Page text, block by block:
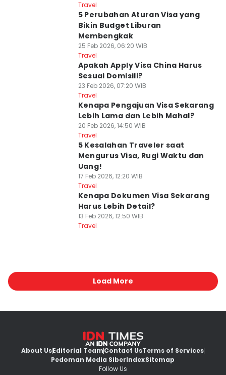
Travel
5 Perubahan Aturan Visa yang
Bikin Budget Liburan
Membengkak
25 Feb 2026, 06:20 WIB
Travel
Apakah Apply Visa China Harus
Sesuai Domisili?
23 Feb 2026, 07:20 WIB
Travel
Kenapa Pengajuan Visa Sekarang
Lebih Lama dan Lebih Mahal?
20 Feb 2026, 14:50 WIB
Travel
5 Kesalahan Traveler saat
Mengurus Visa, Rugi Waktu dan
Uang!
17 Feb 2026, 12:20 WIB
Travel
Kenapa Dokumen Visa Sekarang
Harus Lebih Detail?
13 Feb 2026, 12:50 WIB
Travel
Load More
About UsEditorial TeamContact UsTerms of Services
Pedoman Media SiberIndexSitemap
Follow Us